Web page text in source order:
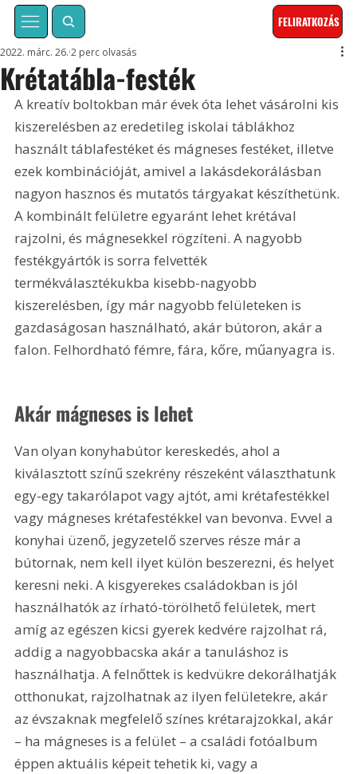
FELIRATKOZÁS
Krétatábla-festék
2022. márc. 26. 2 perc olvasás
A kreatív boltokban már évek óta lehet vásárolni kis
kiszerelésben az eredetileg iskolai táblákhoz
használt táblafestéket és mágneses festéket, illetve
ezek kombinációját, amivel a lakásdekorálásban
nagyon hasznos és mutatós tárgyakat készíthetünk.
A kombinált felületre egyaránt lehet krétával
rajzolni, és mágnesekkel rögzíteni. A nagyobb
festékgyártók is sorra felvették
termékválasztékukba kisebb-nagyobb
kiszerelésben, így már nagyobb felületeken is
gazdaságosan használható, akár bútoron, akár a
falon. Felhordható fémre, fára, kőre, műanyagra is.
Akár mágneses is lehet
Van olyan konyhabútor kereskedés, ahol a
kiválasztott színű szekrény részeként választhatunk
egy-egy takarólapot vagy ajtót, ami krétafestékkel
vagy mágneses krétafestékkel van bevonva. Evvel a
konyhai üzenő, jegyzetelő szerves része már a
bútornak, nem kell ilyet külön beszerezni, és helyet
keresni neki. A kisgyerekes családokban is jól
használhatók az írható-törölhető felületek, mert
amíg az egészen kicsi gyerek kedvére rajzolhat rá,
addig a nagyobbacska akár a tanuláshoz is
használhatja. A felnőttek is kedvükre dekorálhatják
otthonukat, rajzolhatnak az ilyen felületekre, akár
az évszaknak megfelelő színes krétarajzokkal, akár
– ha mágneses is a felület – a családi fotóalbum
éppen aktuális képeit tehetik ki, vagy a